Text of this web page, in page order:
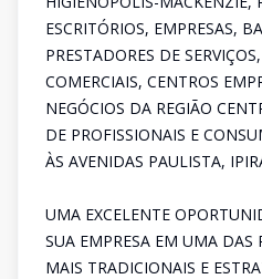
ESCRITÓRIOS, EMPRESAS,
PRESTADORES DE
COMERCIAIS, CENTROS
NEGÓCIOS DA REGIÃO
DE PROFISSIONAIS E
ÀS AVENIDAS PAULISTA,
UMA EXCELENTE
SUA EMPRESA EM UMA DAS
MAIS TRADICIONAIS E